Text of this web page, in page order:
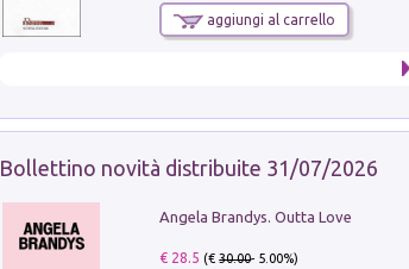
aggiungi al carrello
Bollettino novità distribuite 31/07/2026
Angela Brandys. Outta Love
€ 28.5 (€30.00- 5.00%)